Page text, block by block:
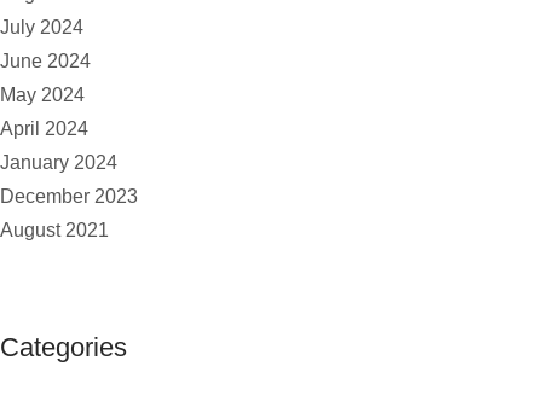
July 2024
June 2024
May 2024
April 2024
January 2024
December 2023
August 2021
Categories